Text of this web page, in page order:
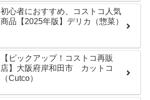
初心者におすすめ、コストコ人気
商品【2025年版】デリカ（惣菜）
【ピックアップ！コストコ再販
店】大阪府岸和田市 カットコ
（Cutco）